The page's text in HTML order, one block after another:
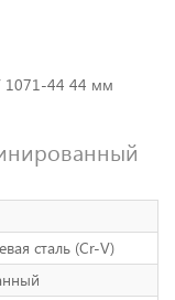
1071-44 44 мм
сталь (Cr-V)